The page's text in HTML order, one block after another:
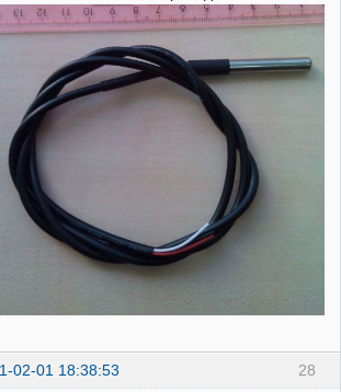
28
02-01 18:38:53